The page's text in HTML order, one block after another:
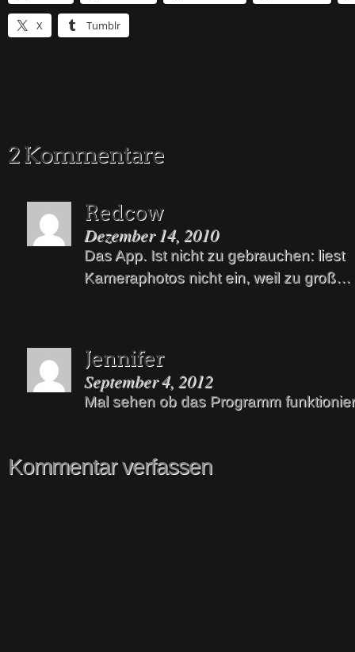
X Tumblr
2 Kommentare
Redcow
Dezember 14, 2010
Das App. Ist nicht zu gebrauchen: liest
Kameraphotos nicht ein, weil zu groß…
Jennifer
September 4, 2012
Mal sehen ob das Programm
Kommentar verfassen